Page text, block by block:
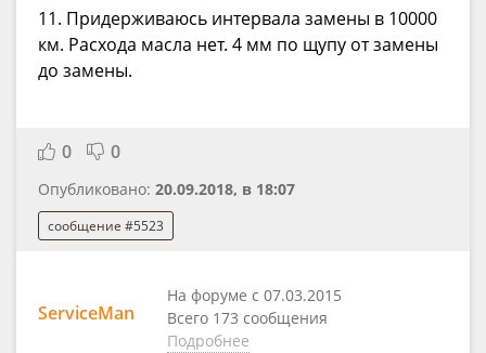
11. Придерживаюсь интервала замены в 10000
км. Расхода масла нет. 4 мм по щупу от замены
до замены.
0 0
Опубликовано: 20.09.2018, в 18:07
сообщение #5523
ServiceMan
На форуме с 07.03.2015
Всего 173 сообщения
Подробнее